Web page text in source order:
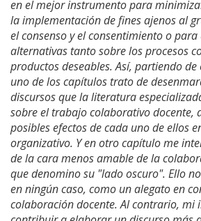
en el mejor instrumento para
la implementación de fines ajenos al
el consenso y el consentimiento o
alternativas tanto sobre los procesos
productos deseables. Así, partiendo de
uno de los capítulos trato de
discursos que la literatura
sobre el trabajo colaborativo docente,
posibles efectos de cada uno de ellos
organizativo. Y en otro capítulo me
de la cara menos amable de la
que denomino su "lado oscuro". Ello
en ningún caso, como un alegato en
colaboración docente. Al contrario, mi